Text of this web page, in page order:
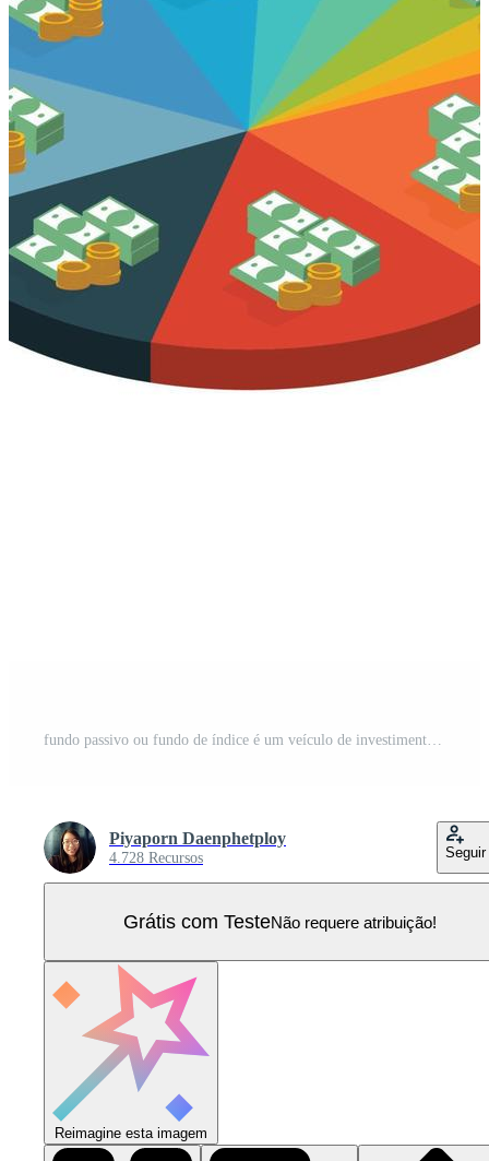
fundo passivo ou fundo de índice é um veículo de investimento que acompanha um índice de mercado, ou um segmento de mercado específico, para determinar em que investir Vetor Pro
Piyaporn Daenphetploy
4.728 Recursos Seguir
Grátis com TesteNão requere atribuição!
Reimagine esta imagem